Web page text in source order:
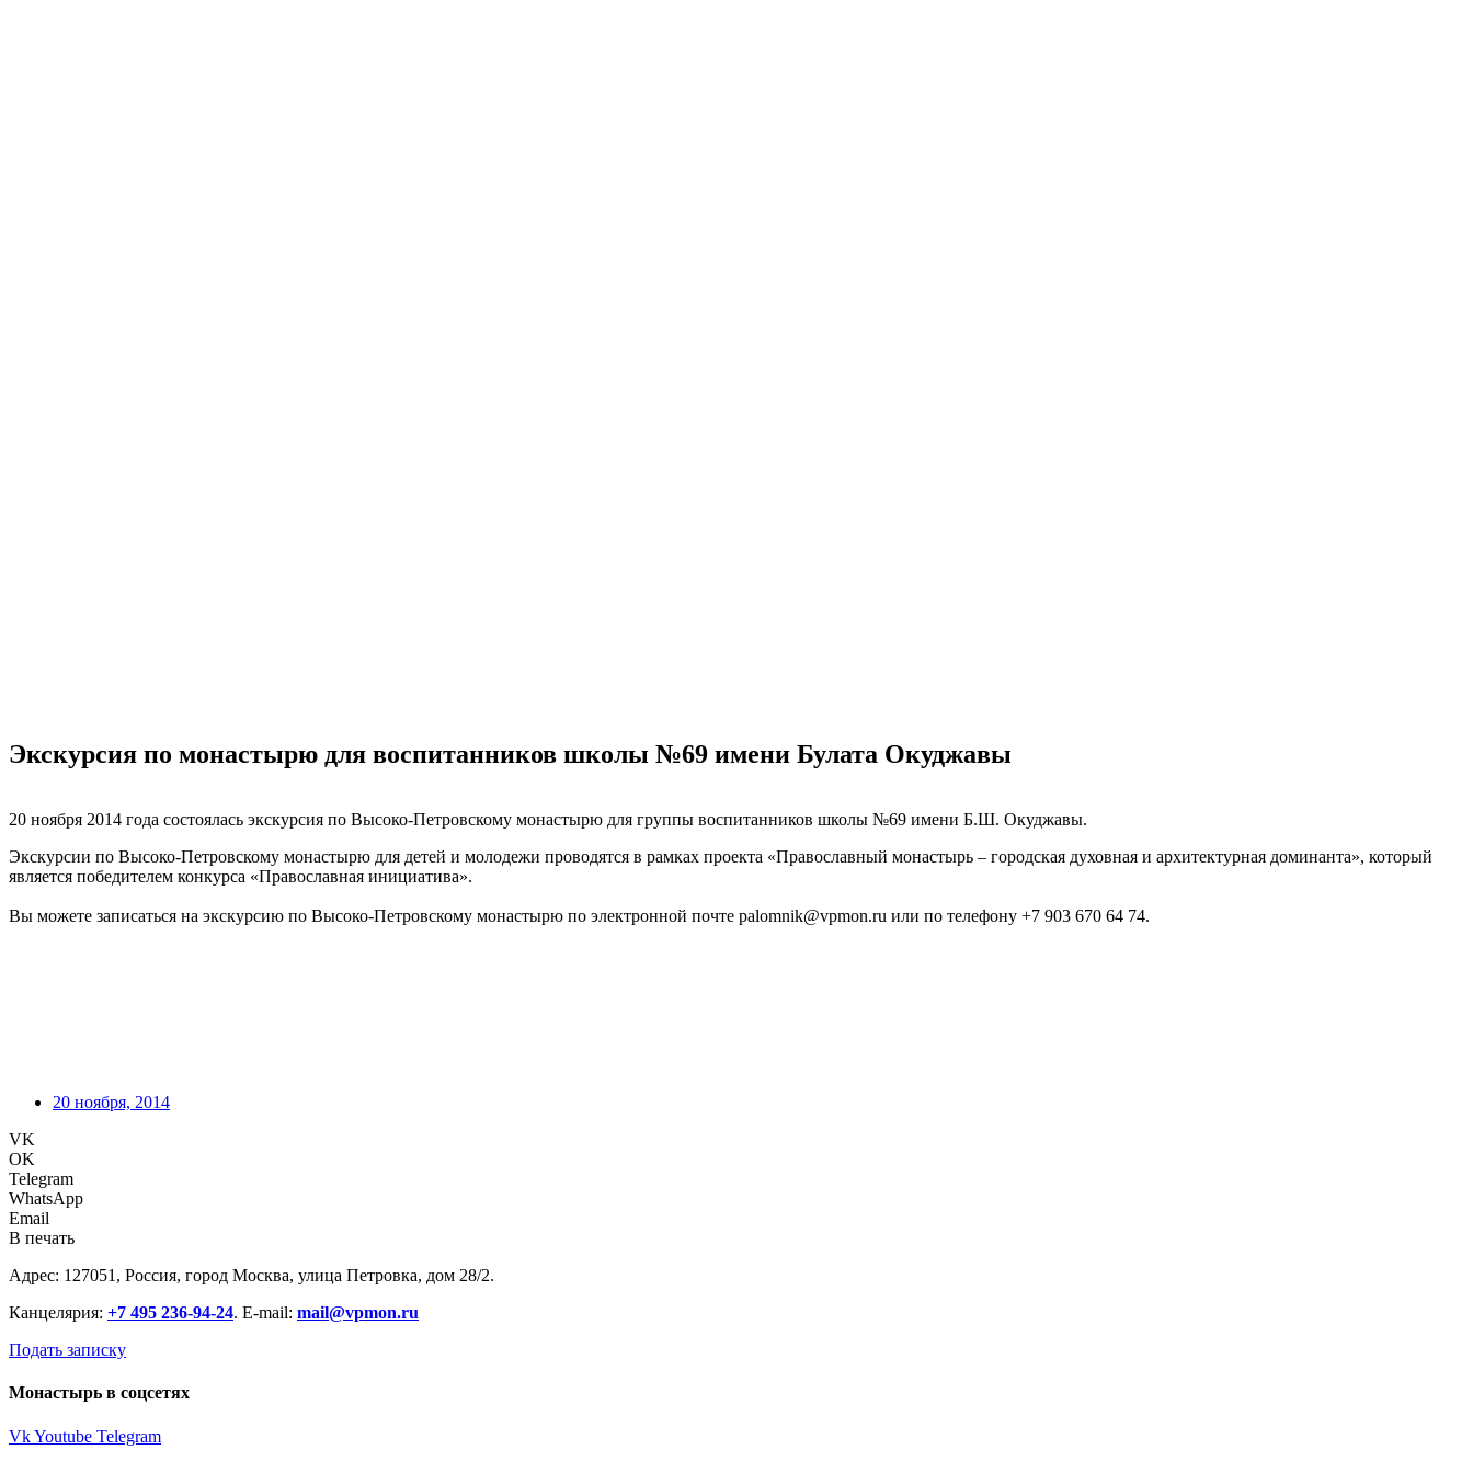
Экскурсия по монастырю для воспитанников школы №69 имени Булата Окуджавы
20 ноября 2014 года состоялась экскурсия по Высоко-Петровскому монастырю для группы воспитанников школы №69 имени Б.Ш. Окуджавы.
Экскурсии по Высоко-Петровскому монастырю для детей и молодежи проводятся в рамках проекта «Православный монастырь – городская духовная и архитектурная доминанта», который
является победителем конкурса «Православная инициатива».
Вы можете записаться на экскурсию по Высоко-Петровскому монастырю по электронной почте palomnik@vpmon.ru или по телефону +7 903 670 64 74.
20 ноября, 2014
VK
OK
Telegram
WhatsApp
Email
В печать
Адрес: 127051, Россия, город Москва, улица Петровка, дом 28/2.
Канцелярия: +7 495 236-94-24. E-mail: mail@vpmon.ru
Подать записку
Монастырь в соцсетях
VkYoutube Telegram